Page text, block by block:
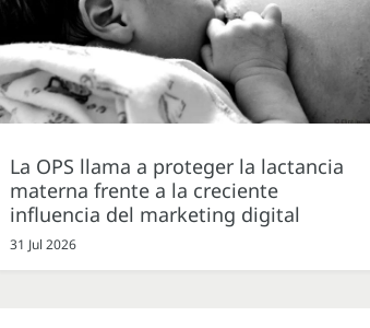
La OPS llama a proteger la lactancia
materna frente a la creciente
influencia del marketing digital
31 Jul 2026